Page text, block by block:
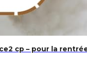
cp – pour la